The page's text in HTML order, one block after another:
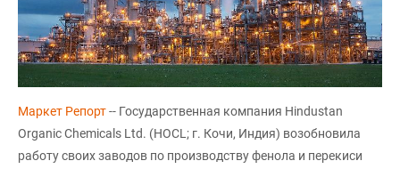
Маркет Репорт-- Государственная компания Hindustan
Organic Chemicals Ltd. (HOCL; г. Кочи, Индия) возобновила
работу своих заводов по производству фенола и перекиси